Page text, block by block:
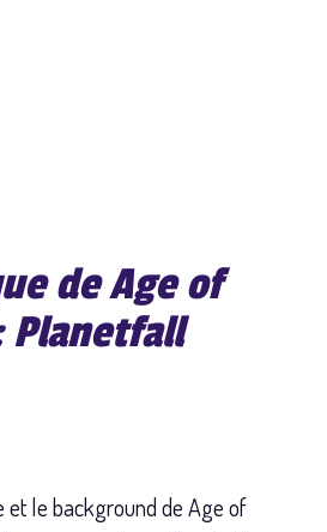
de Age of
Planetfall
et le background de Age of